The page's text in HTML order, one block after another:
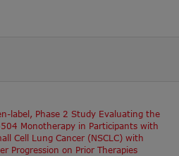
label, Phase 2 Study Evaluating the
Monotherapy in Participants with
Cell Lung Cancer (NSCLC) with
Progression on Prior Therapies